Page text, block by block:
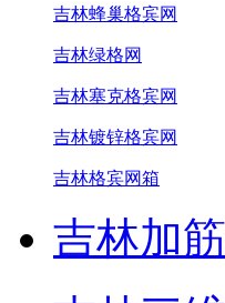
吉林蜂巢格宾网
吉林绿格网
吉林塞克格宾网
吉林镀锌格宾网
吉林格宾网箱
吉林加